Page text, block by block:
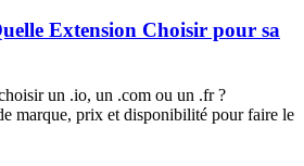
Extension Choisir pour sa
un .io, un .com ou un .fr ?
marque, prix et disponibilité pour faire le